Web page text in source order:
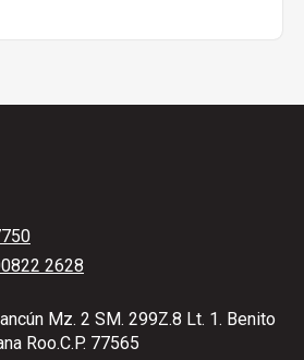
2628
Mz. 2 SM. 299Z.8 Lt. 1. Benito
Roo.C.P. 77565